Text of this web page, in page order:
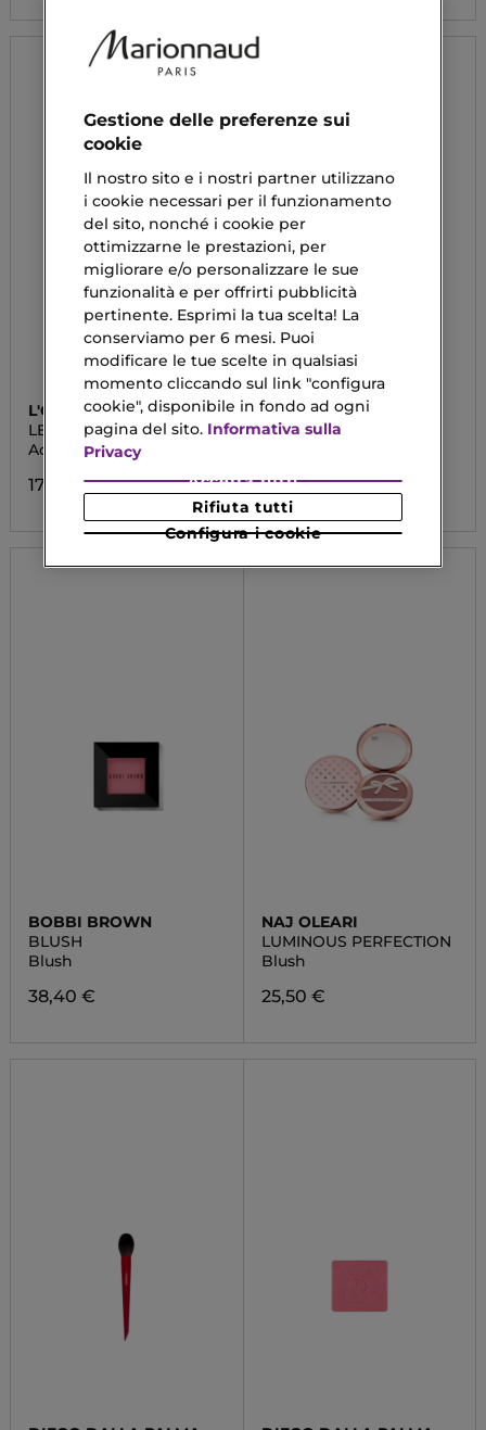
L'ORÉAL PARIS
LE BLUSH
Accord Parfait Le Blush
17,90 €
PUROBIO
MAKE ME BLUSH
Da 5,52 €
BOBBI BROWN
BLUSH
Blush
38,40 €
NAJ OLEARI
LUMINOUS PERFECTION
Blush
25,50 €
Gestione delle preferenze sui
cookie
Il nostro sito e i nostri partner utilizzano
i cookie necessari per il funzionamento
del sito, nonché i cookie per
ottimizzarne le prestazioni, per
migliorare e/o personalizzare le sue
funzionalità e per offrirti pubblicità
pertinente. Esprimi la tua scelta! La
conserviamo per 6 mesi. Puoi
modificare le tue scelte in qualsiasi
momento cliccando sul link "configura
cookie", disponibile in fondo ad ogni
pagina del sito. Informativa sulla
Privacy
Configura i cookie
Rifiuta tutti
Accetta tutti